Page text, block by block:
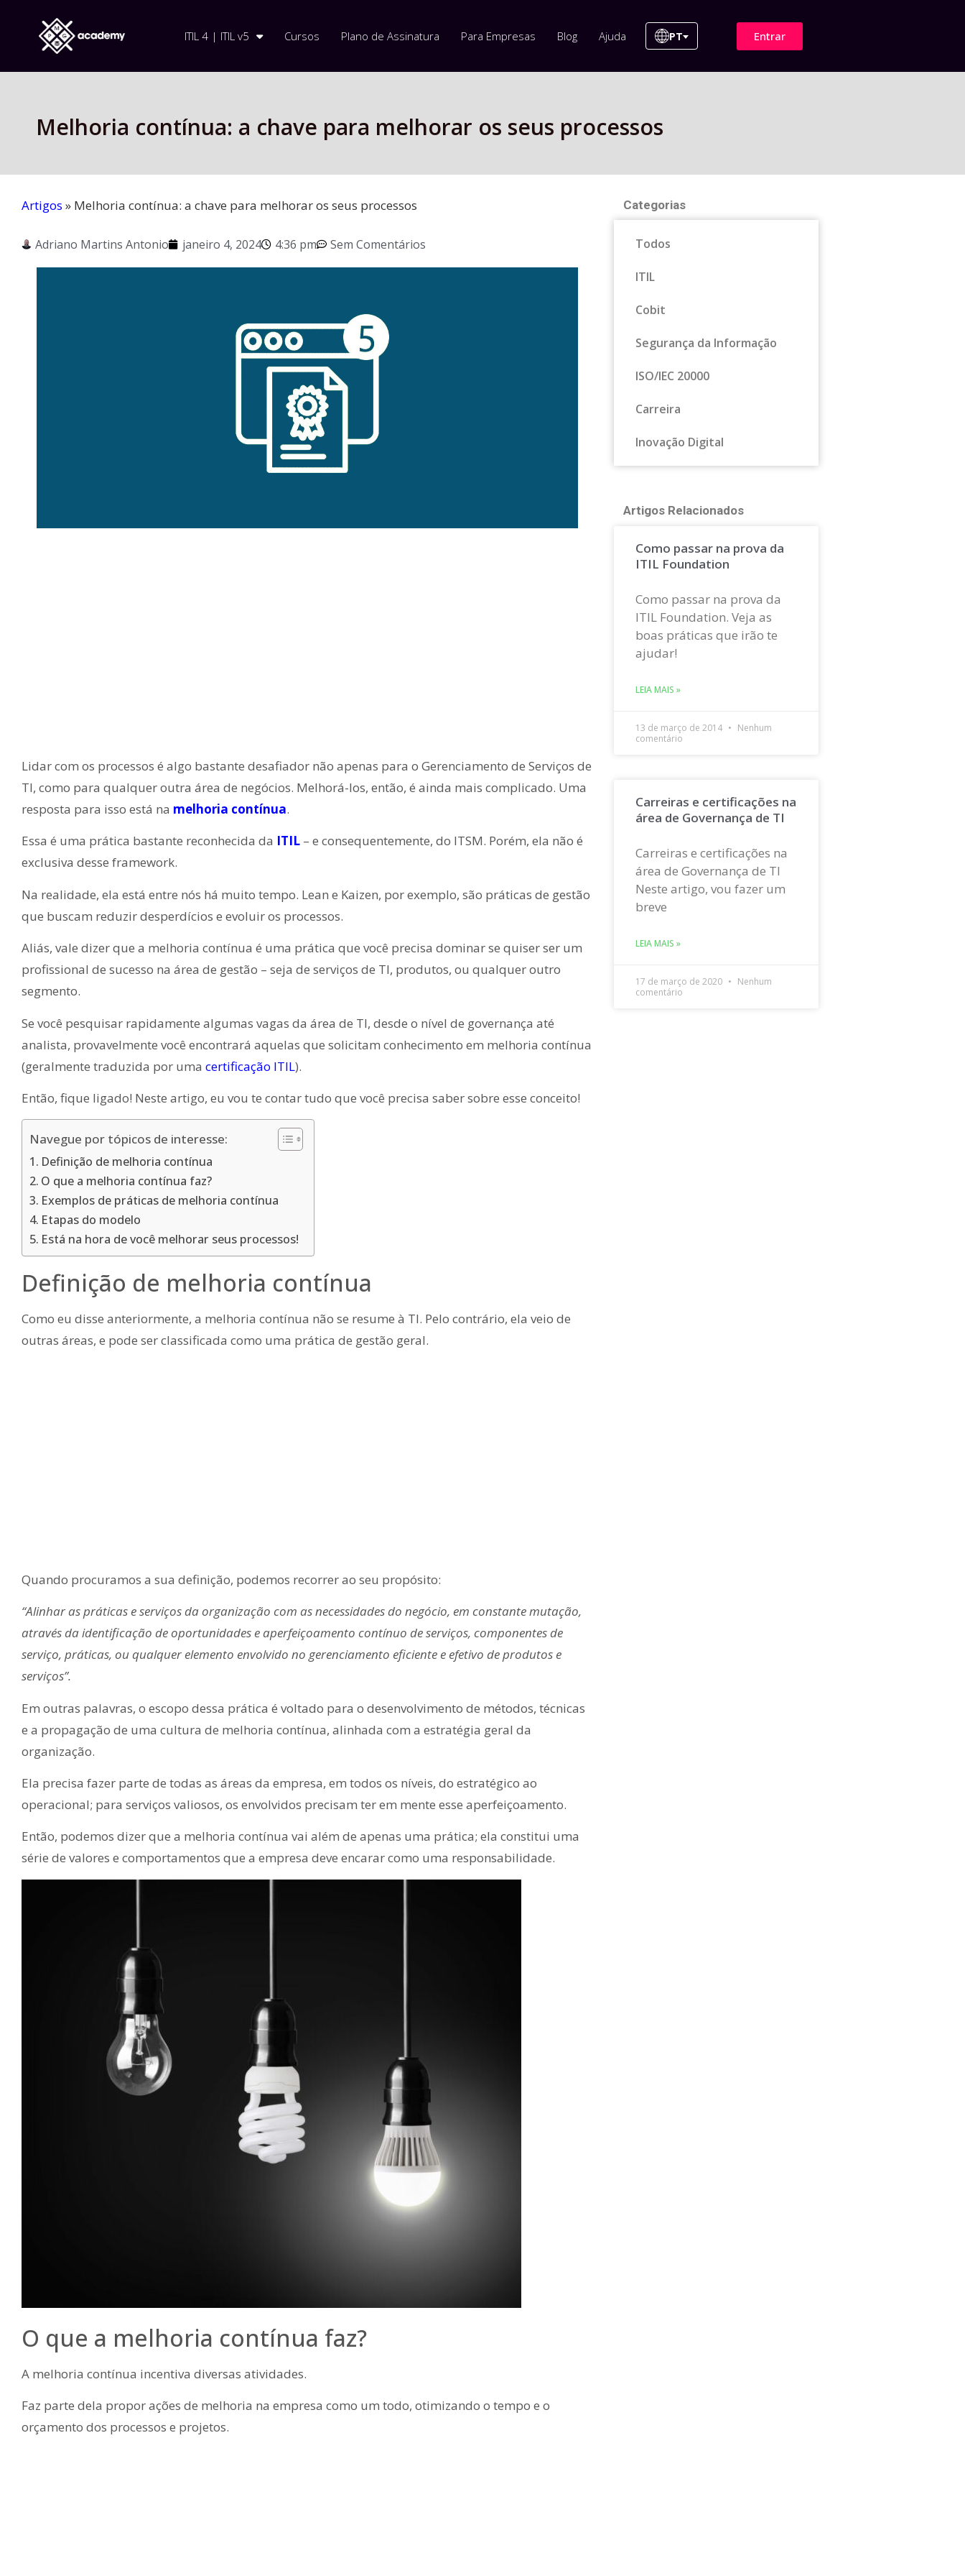
ITIL 4 | ITIL v5 Cursos Plano de Assinatura Para Empresas Blog Ajuda PT Entrar
Melhoria contínua: a chave para melhorar os seus processos
Artigos » Melhoria contínua: a chave para melhorar os seus processos
Adriano Martins Antonio janeiro 4, 2024 4:36 pm Sem Comentários
Lidar com os processos é algo bastante desafiador não apenas para o Gerenciamento de Serviços de
TI, como para qualquer outra área de negócios. Melhorá-los, então, é ainda mais complicado. Uma
resposta para isso está na melhoria contínua.
Essa é uma prática bastante reconhecida da ITIL – e consequentemente, do ITSM. Porém, ela não é
exclusiva desse framework.
Na realidade, ela está entre nós há muito tempo. Lean e Kaizen, por exemplo, são práticas de gestão
que buscam reduzir desperdícios e evoluir os processos.
Aliás, vale dizer que a melhoria contínua é uma prática que você precisa dominar se quiser ser um
profissional de sucesso na área de gestão – seja de serviços de TI, produtos, ou qualquer outro
segmento.
Se você pesquisar rapidamente algumas vagas da área de TI, desde o nível de governança até
analista, provavelmente você encontrará aquelas que solicitam conhecimento em melhoria contínua
(geralmente traduzida por uma certificação ITIL).
Então, fique ligado! Neste artigo, eu vou te contar tudo que você precisa saber sobre esse conceito!
Navegue por tópicos de interesse:
Definição de melhoria contínua
O que a melhoria contínua faz?
Exemplos de práticas de melhoria contínua
Etapas do modelo
Está na hora de você melhorar seus processos!
Definição de melhoria contínua
Como eu disse anteriormente, a melhoria contínua não se resume à TI. Pelo contrário, ela veio de
outras áreas, e pode ser classificada como uma prática de gestão geral.
Quando procuramos a sua definição, podemos recorrer ao seu propósito:
“Alinhar as práticas e serviços da organização com as necessidades do negócio, em constante mutação,
através da identificação de oportunidades e aperfeiçoamento contínuo de serviços, componentes de
serviço, práticas, ou qualquer elemento envolvido no gerenciamento eficiente e efetivo de produtos e
serviços”.
Em outras palavras, o escopo dessa prática é voltado para o desenvolvimento de métodos, técnicas
e a propagação de uma cultura de melhoria contínua, alinhada com a estratégia geral da
organização.
Ela precisa fazer parte de todas as áreas da empresa, em todos os níveis, do estratégico ao
operacional; para serviços valiosos, os envolvidos precisam ter em mente esse aperfeiçoamento.
Então, podemos dizer que a melhoria contínua vai além de apenas uma prática; ela constitui uma
série de valores e comportamentos que a empresa deve encarar como uma responsabilidade.
O que a melhoria contínua faz?
A melhoria contínua incentiva diversas atividades.
Faz parte dela propor ações de melhoria na empresa como um todo, otimizando o tempo e o
orçamento dos processos e projetos.
Categorias
Todos
ITIL
Cobit
Segurança da Informação
ISO/IEC 20000
Carreira
Inovação Digital
Artigos Relacionados
Como passar na prova da
ITIL Foundation
Como passar na prova da
ITIL Foundation. Veja as
boas práticas que irão te
ajudar!
LEIA MAIS »
13 de março de 2014
Nenhum
comentário
Carreiras e certificações na
área de Governança de TI
Carreiras e certificações na
área de Governança de TI
Neste artigo, vou fazer um
breve
LEIA MAIS »
17 de março de 2020
Nenhum
comentário